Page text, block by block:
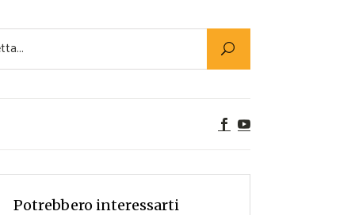
Utility
Alimenti
Rumors
Potrebbero interessarti